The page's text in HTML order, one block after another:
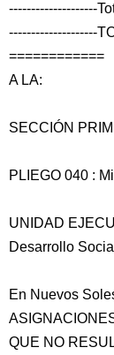
--------------------
--------------------
============
A LA:
SECCIÓN
PLIEGO 040 :
UNIDAD
Desarrollo
En Nuevos
QUE NO